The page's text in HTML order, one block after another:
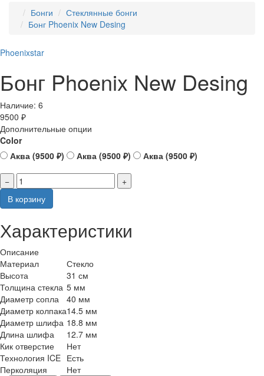
Бонги
Стеклянные бонги
Бонг Phoenix New Desing
Phoenixstar
Бонг Phoenix New Desing
Наличие: 6
9500 ₽
Дополнительные опции
Color
Аква (9500 ₽)
Аква (9500 ₽) Аква (9500 ₽)
−
+
В корзину
Характеристики
Описание
Материал
Стекло
Высота
31 см
Толщина стекла 5 мм
Диаметр сопла
40 мм
Диаметр колпака14.5 мм
Диаметр шлифа 18.8 мм
Длина шлифа
12.7 мм
Кик отверстие
Нет
Технология ICE Есть
Перколяция
Нет